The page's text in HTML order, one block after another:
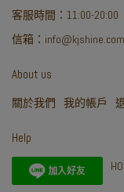
客服時間：11:00-20:00
信箱：
About us
關於我們 我的帳戶
Help